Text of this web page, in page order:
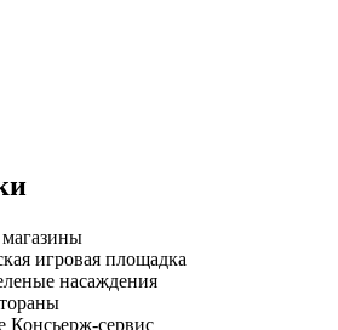
игровая площадка
насаждения
Консьерж-сервис